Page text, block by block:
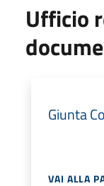
Ufficio
Giunta
VAI ALLA